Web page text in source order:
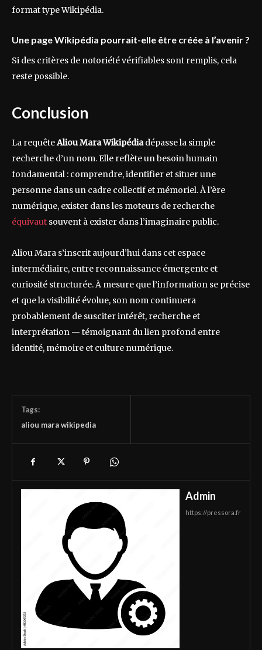
format type Wikipédia.
Une page Wikipédia pourrait-elle être créée à l’avenir ?
Si des critères de notoriété vérifiables sont remplis, cela
reste possible.
Conclusion
La requêteAliou Mara Wikipédiadépasse la simple
recherche d’un nom. Elle reflète un besoin humain
fondamental : comprendre, identifier et situer une
personne dans un cadre collectif et mémoriel. À l’ère
numérique, exister dans les moteurs de recherche
équivaut souvent à exister dans l’imaginaire public.
Aliou Mara s’inscrit aujourd’hui dans cet espace
intermédiaire, entre reconnaissance émergente et
curiosité structurée. À mesure que l’information se précise
et que la visibilité évolue, son nom continuera
probablement de susciter intérêt, recherche et
interprétation — témoignant du lien profond entre
identité, mémoire et culture numérique.
Tags:
aliou mara wikipedia
Admin
https://pressora.fr